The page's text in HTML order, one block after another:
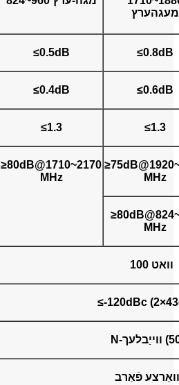
מעגהערץ
≤0.5dB ≤0.8dB
≤0.4dB
≤0.6dB
≤1.3
≤1.3
≥80dB@1710~2170
MHz
MHz
MHz
100 וואט
≤-120dBc
פֿאַרב